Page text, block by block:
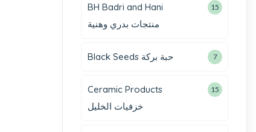
BH Badri and Hani
منتجات بدري وهنية
15
Black Seeds حبة بركة 7
Ceramic Products
خزفيات الخليل
15